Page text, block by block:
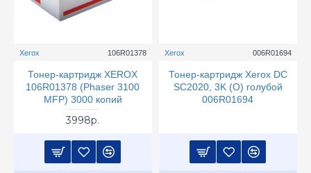
Xerox 106R01378
Тонер-картридж XEROX
106R01378 (Phaser 3100
MFP) 3000 копий
3998р.
Xerox 006R01694
Тонер-картридж Xerox DC
SC2020, 3K (О) голубой
006R01694